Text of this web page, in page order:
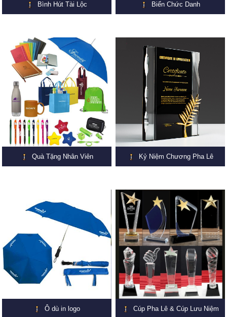
Bình Hút Tài Lộc Biển Chức Danh
Quà Tặng Nhân Viên Kỷ Niệm Chương Pha Lê
Ô dù in logo Cúp Pha Lê & Cúp Lưu Niệm